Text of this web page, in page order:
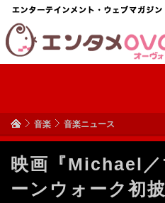
音楽 音楽ニュース
映画『Michael
ーンウォーク初